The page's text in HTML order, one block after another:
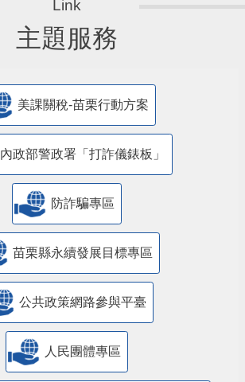
主題服務
美課關稅-苗栗行動方案
內政部警政署「打詐儀錶板」
防詐騙專區
苗栗縣永續發展目標專區
公共政策網路參與平臺
人民團體專區